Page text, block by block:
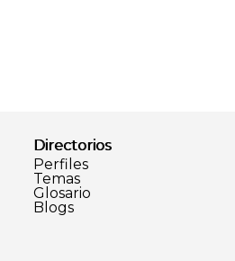
Directorios
Perfiles
Temas
Glosario
Blogs